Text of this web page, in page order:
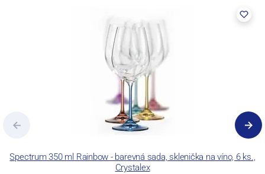
Spectrum 350 ml Rainbow - barevná sada, sklenička na víno, 6 ks.,
Crystalex